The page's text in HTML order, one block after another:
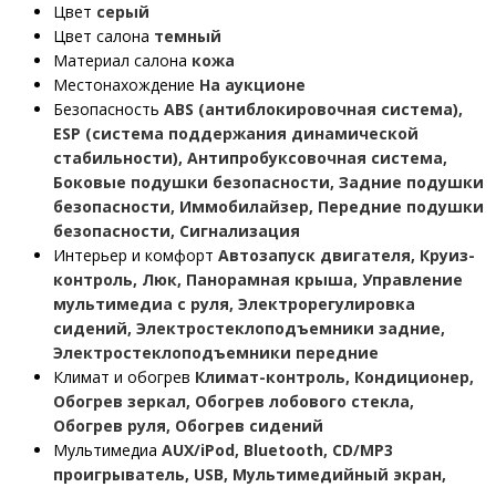
Цвет серый
Цвет салона темный
Материал салона кожа
Местонахождение На аукционе
Безопасность ABS (антиблокировочная система),
ESP (система поддержания динамической
стабильности), Антипробуксовочная система,
Боковые подушки безопасности, Задние подушки
безопасности, Иммобилайзер, Передние подушки
безопасности, Сигнализация
Интерьер и комфорт Автозапуск двигателя, Круиз-
контроль, Люк, Панорамная крыша, Управление
мультимедиа с руля, Электрорегулировка
сидений, Электростеклоподъемники задние,
Электростеклоподъемники передние
Климат и обогрев Климат-контроль, Кондиционер,
Обогрев зеркал, Обогрев лобового стекла,
Обогрев руля, Обогрев сидений
Мультимедиа AUX/iPod, Bluetooth, CD/MP3
проигрыватель, USB, Мультимедийный экран,